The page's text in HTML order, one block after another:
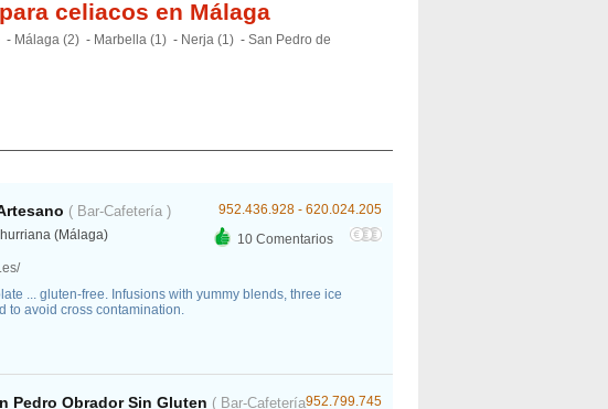
celiacos en Málaga
- Málaga (2) - Marbella (1) - Nerja (1) - San Pedro de
952.436.928 - 620.024.205
( Bar-Cafetería )
10 Comentarios
(Málaga)
... gluten-free. Infusions with yummy blends, three ice
to avoid cross contamination.
952.799.745
Pedro Obrador Sin Gluten ( Bar-Cafetería